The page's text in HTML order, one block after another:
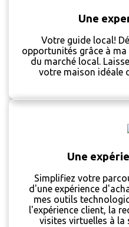
Une
Votre guide local!
opportunités grâce à
du marché local.
votre maison idéale
Une
Simplifiez votre
d'une expérience
mes outils
l'expérience client, la
visites virtuelles à la